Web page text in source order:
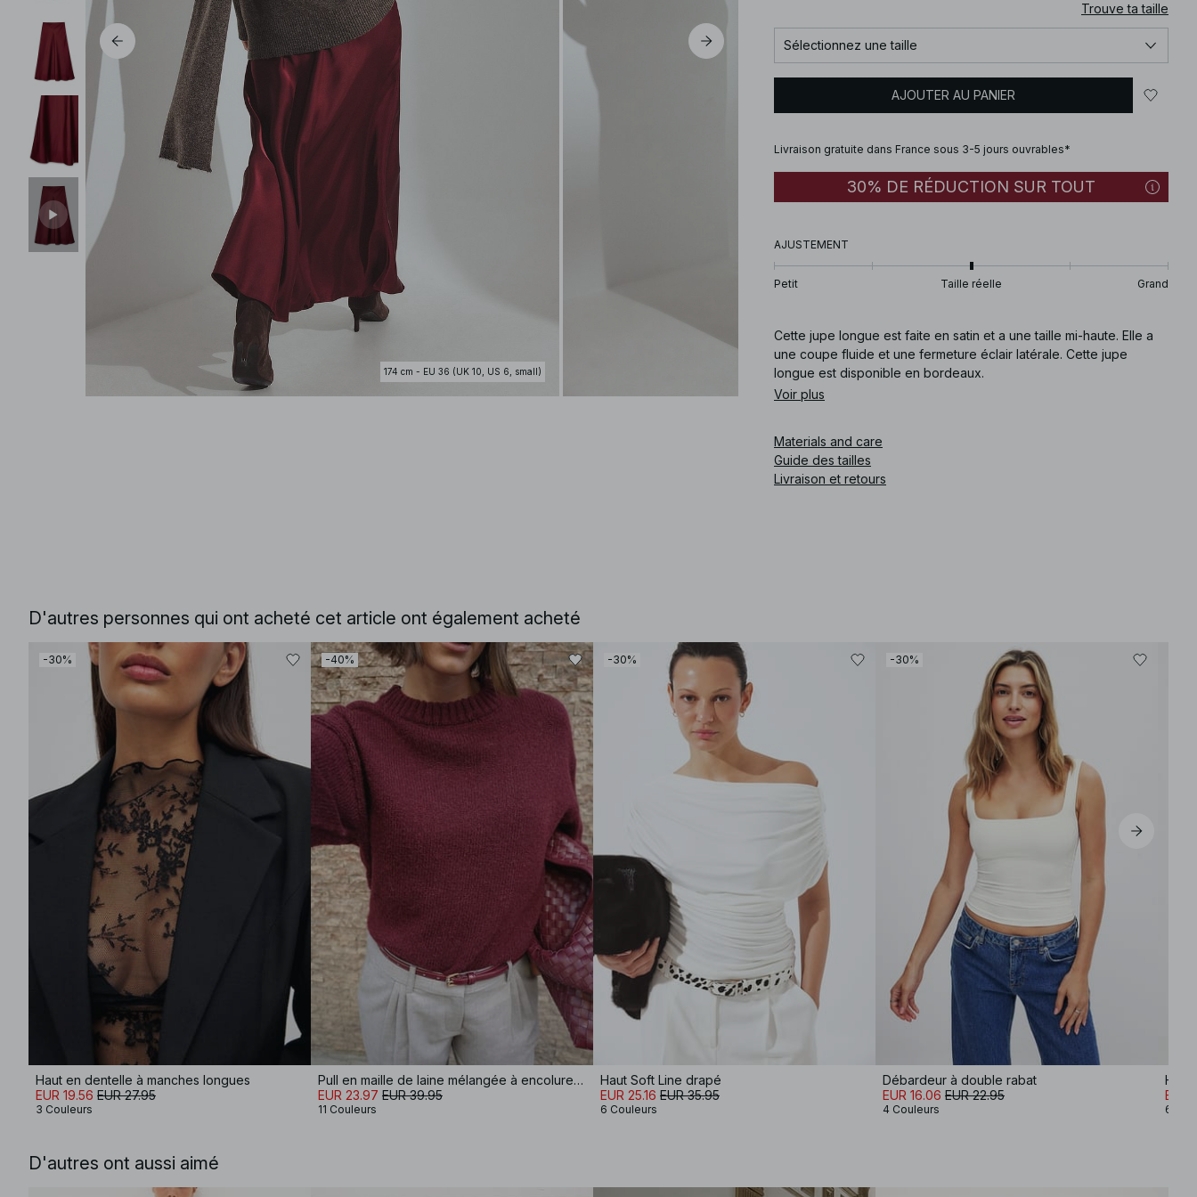
174 cm - EU 36 (UK 10, US 6, small)
Trouve ta taille
Sélectionnez une taille
AJOUTER AU PANIER
Livraison gratuite dans France sous 3-5 jours ouvrables*
30% DE RÉDUCTION SUR TOUT
AJUSTEMENT
Petit Taille réelle Grand
Cette jupe longue est faite en satin et a une taille mi-haute. Elle a
une coupe fluide et une fermeture éclair latérale. Cette jupe
longue est disponible en bordeaux.
Voir plus
Materials and care
Guide des tailles
Livraison et retours
D'autres personnes qui ont acheté cet article ont également acheté
-30%
Haut en dentelle à manches longues
EUR 19.56 EUR 27.95
3 Couleurs
-40%
Pull en maille de laine mélangée à encolure ronde
EUR 23.97 EUR 39.95
11 Couleurs
-30%
Haut Soft Line drapé
EUR 25.16 EUR 35.95
6 Couleurs
-30%
Débardeur à double rabat
EUR 16.06 EUR 22.95
4 Couleurs
Haut
EUR
6
D'autres ont aussi aimé